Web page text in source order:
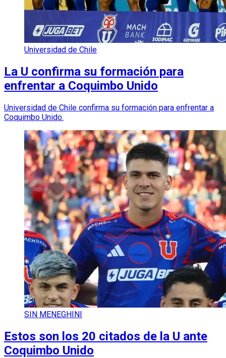
Universidad de Chile
La U confirma su formación para
enfrentar a Coquimbo Unido
Universidad de Chile confirma su formación para enfrentar a
Coquimbo Unido.
SIN MENEGHINI
Estos son los 20 citados de la U ante
Coquimbo Unido